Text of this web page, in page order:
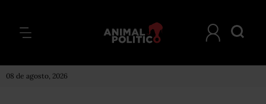
08 de agosto, 2026